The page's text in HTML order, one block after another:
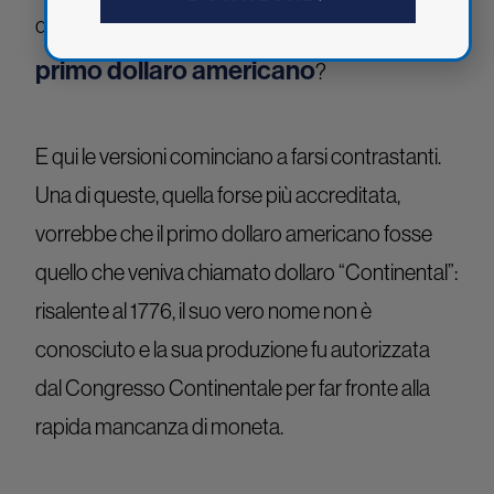
questo che in molti si chiedono: qual è statoil
primo dollaro americano?
E qui le versioni cominciano a farsi contrastanti.
Una di queste, quella forse più accreditata,
vorrebbe che il primo dollaro americano fosse
quello che veniva chiamato dollaro “Continental”:
risalente al 1776, il suo vero nome non è
conosciuto e la sua produzione fu autorizzata
dal Congresso Continentale per far fronte alla
rapida mancanza di moneta.